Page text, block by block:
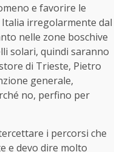
e favorire le
Italia irregolarmente dal
nelle zone boschive
solari, quindi saranno
di Trieste, Pietro
generale,
no, perfino per
i percorsi che
e devo dire molto